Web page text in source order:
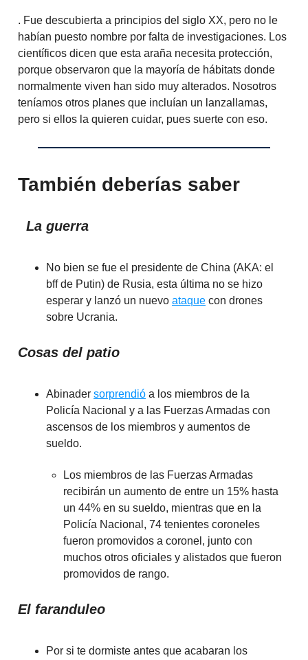
. Fue descubierta a principios del siglo XX, pero no le
habían puesto nombre por falta de investigaciones. Los
científicos dicen que esta araña necesita protección,
porque observaron que la mayoría de hábitats donde
normalmente viven han sido muy alterados. Nosotros
teníamos otros planes que incluían un lanzallamas,
pero si ellos la quieren cuidar, pues suerte con eso.
También deberías saber
La guerra
No bien se fue el presidente de China (AKA: el
bff de Putin) de Rusia, esta última no se hizo
esperar y lanzó un nuevo ataque con drones
sobre Ucrania.
Cosas del patio
Abinader sorprendió a los miembros de la
Policía Nacional y a las Fuerzas Armadas con
ascensos de los miembros y aumentos de
sueldo.
Los miembros de las Fuerzas Armadas
recibirán un aumento de entre un 15% hasta
un 44% en su sueldo, mientras que en la
Policía Nacional, 74 tenientes coroneles
fueron promovidos a coronel, junto con
muchos otros oficiales y alistados que fueron
promovidos de rango.
El faranduleo
Por si te dormiste antes que acabaran los